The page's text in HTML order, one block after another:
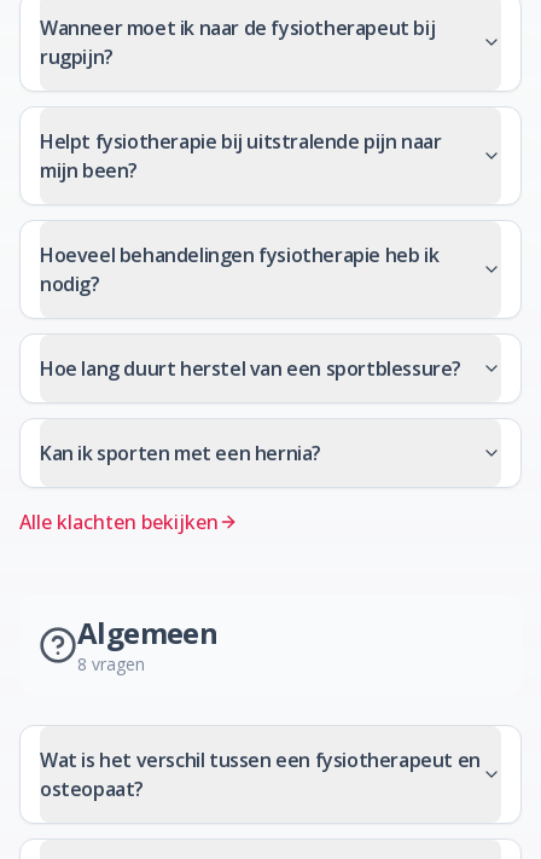
Wanneer moet ik naar de fysiotherapeut bij
rugpijn?
Helpt fysiotherapie bij uitstralende pijn naar
mijn been?
Hoeveel behandelingen fysiotherapie heb ik
nodig?
Hoe lang duurt herstel van een sportblessure?
Kan ik sporten met een hernia?
Alle klachten bekijken
Algemeen
8 vragen
Wat is het verschil tussen een fysiotherapeut en
osteopaat?